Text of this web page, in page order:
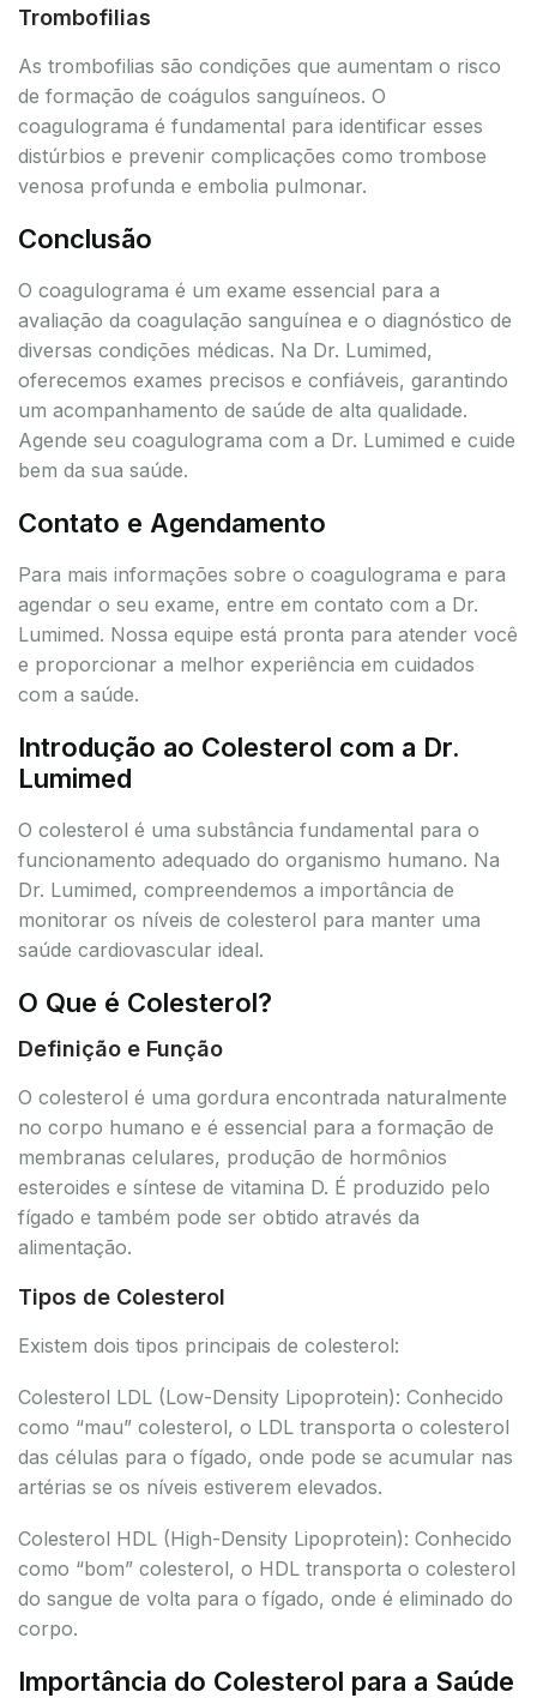
Trombofilias
As trombofilias são condições que aumentam o risco
de formação de coágulos sanguíneos. O
coagulograma é fundamental para identificar esses
distúrbios e prevenir complicações como trombose
venosa profunda e embolia pulmonar.
Conclusão
O coagulograma é um exame essencial para a
avaliação da coagulação sanguínea e o diagnóstico de
diversas condições médicas. Na Dr. Lumimed,
oferecemos exames precisos e confiáveis, garantindo
um acompanhamento de saúde de alta qualidade.
Agende seu coagulograma com a Dr. Lumimed e cuide
bem da sua saúde.
Contato e Agendamento
Para mais informações sobre o coagulograma e para
agendar o seu exame, entre em contato com a Dr.
Lumimed. Nossa equipe está pronta para atender você
e proporcionar a melhor experiência em cuidados
com a saúde.
Introdução ao Colesterol com a Dr.
Lumimed
O colesterol é uma substância fundamental para o
funcionamento adequado do organismo humano. Na
Dr. Lumimed, compreendemos a importância de
monitorar os níveis de colesterol para manter uma
saúde cardiovascular ideal.
O Que é Colesterol?
Definição e Função
O colesterol é uma gordura encontrada naturalmente
no corpo humano e é essencial para a formação de
membranas celulares, produção de hormônios
esteroides e síntese de vitamina D. É produzido pelo
fígado e também pode ser obtido através da
alimentação.
Tipos de Colesterol
Existem dois tipos principais de colesterol:
Colesterol LDL (Low-Density Lipoprotein): Conhecido
como “mau” colesterol, o LDL transporta o colesterol
das células para o fígado, onde pode se acumular nas
artérias se os níveis estiverem elevados.
Colesterol HDL (High-Density Lipoprotein): Conhecido
como “bom” colesterol, o HDL transporta o colesterol
do sangue de volta para o fígado, onde é eliminado do
corpo.
Importância do Colesterol para a Saúde